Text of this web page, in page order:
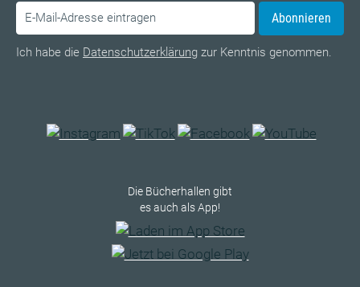
Abonnieren
Ich habe die Datenschutzerklärung zur Kenntnis genommen.
Die Bücherhallen gibt
es auch als App!